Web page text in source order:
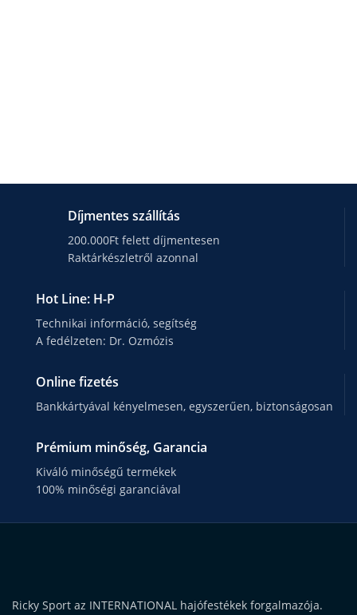
Díjmentes szállítás
200.000Ft felett díjmentesen
Raktárkészletről azonnal
Hot Line: H-P
Technikai információ, segítség
A fedélzeten: Dr. Ozmózis
Online fizetés
Bankkártyával kényelmesen, egyszerűen, biztonságosan
Prémium minőség, Garancia
Kiváló minőségű termékek
100% minőségi garanciával
Ricky Sport az INTERNATIONAL hajófestékek forgalmazója.